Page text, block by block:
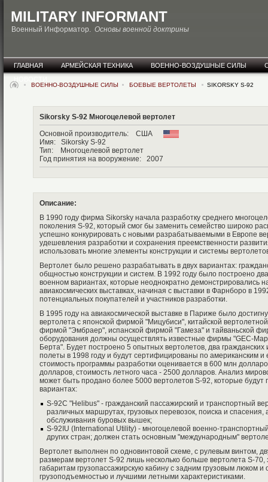
MILITARY INFORMANT
Военный Информатор. Основы военной доктрины
ГЛАВНАЯ АРМЕЙСКАЯ ТЕХНИКА ВОЕННО-ВОЗДУШНЫЕ СИЛЫ
ВОЕННО-ВОЗДУШНЫЕ СИЛЫ БОЕВЫЕ ВЕРТОЛЕТЫ SIKORSKY S-92
Sikorsky S-92 Многоцелевой вертолет
Основной производитель: США
Имя: Sikorsky S-92
Тип: Многоцелевой вертолет
Год принятия на вооружение: 2007
Описание:
В 1990 году фирма Sikorsky начала разработку среднего
поколения S-92, который смог бы заменить семейство широко
успешно конкурировать с новыми разрабатываемыми в Европе
удешевления разработки и сохранения преемственности
использовать многие элементы конструкции и системы
Вертолет было решено разрабатывать в двух вариантах:
общностью конструкции и систем. В 1992 году было построено
военном вариантах, которые неоднократно демонстрировались
авиакосмических выставках, начиная с выставки в Фарнборо в
потенциальных покупателей и участников разработки.
В 1995 году на авиакосмической выставке в Париже было
вертолета с японской фирмой "Мицубиси", китайской
фирмой "Эмбраер", испанской фирмой "Гамеза" и тайваньской
оборудования должны осуществлять известные фирмы "GEC-
Берта". Будет построено 5 опытных вертолетов, два
полеты в 1998 году и будут сертифицированы по американским
стоимость программы разработки оценивается в 600 млн
долларов, стоимость летного часа - 2500 долларов. Анализ
может быть продано более 5000 вертолетов S-92, которые будут
вариантах:
S-92C "Helibus" - гражданский пассажирский и транспортный
различных маршрутах, грузовых перевозок, поиска и
обслуживания буровых вышек;
S-92IU (International Utility) - многоцелевой военно-
других стран; должен стать основным "международным"
Вертолет выполнен по одновинтовой схеме, с рулевым винтом,
размерам вертолет S-92 лишь несколько больше вертолета S-
габаритам грузопассажирскую кабину с задним грузовым люком и
грузоподъемностью и лучшими летными характеристиками.